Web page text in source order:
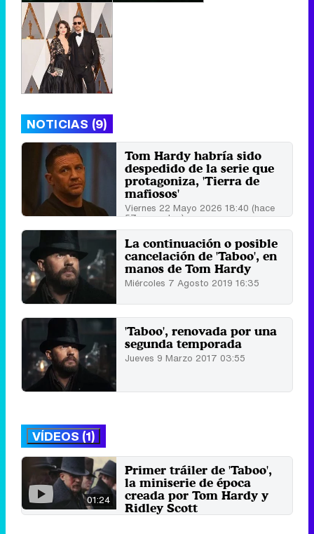
NOTICIAS (9)
Tom Hardy habría sido
despedido de la serie que
protagoniza, 'Tierra de
mafiosos'
Viernes 22 Mayo 2026 18:40 (hace
57 segundos)
La continuación o posible
cancelación de 'Taboo', en
manos de Tom Hardy
Miércoles 7 Agosto 2019 16:35
'Taboo', renovada por una
segunda temporada
Jueves 9 Marzo 2017 03:55
VÍDEOS (1)
01:24
Primer tráiler de 'Taboo',
la miniserie de época
creada por Tom Hardy y
Ridley Scott